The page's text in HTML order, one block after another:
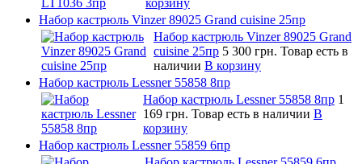
Набор кастрюль Vinzer 89025 Grand cuisine 25пр
Набор кастрюль Vinzer 89025 Grand
cuisine 25пр 5 300 грн. Товар есть в
наличии В корзину
Набор кастрюль Lessner 55858 8пр
Набор кастрюль Lessner 55858 8пр 1
169 грн. Товар есть в наличии В
корзину
Набор кастрюль Lessner 55859 6пр